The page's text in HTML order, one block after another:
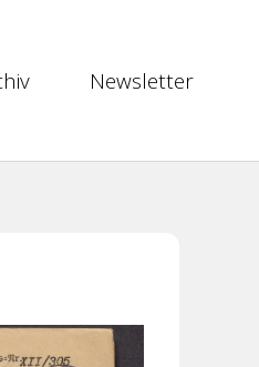
Newsletter